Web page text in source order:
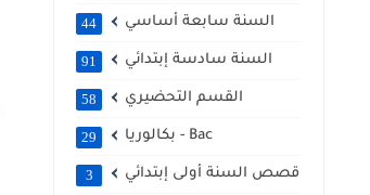
السنة سابعة أساسي 44
السنة سادسة إبتدائي 91
القسم التحضيري 58
بكالوريا - Bac 29
قصص السنة أولى إبتدائي 3